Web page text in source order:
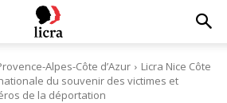
Alpes-Côte d’Azur
Licra Nice Côte
du souvenir des victimes et
de la déportation